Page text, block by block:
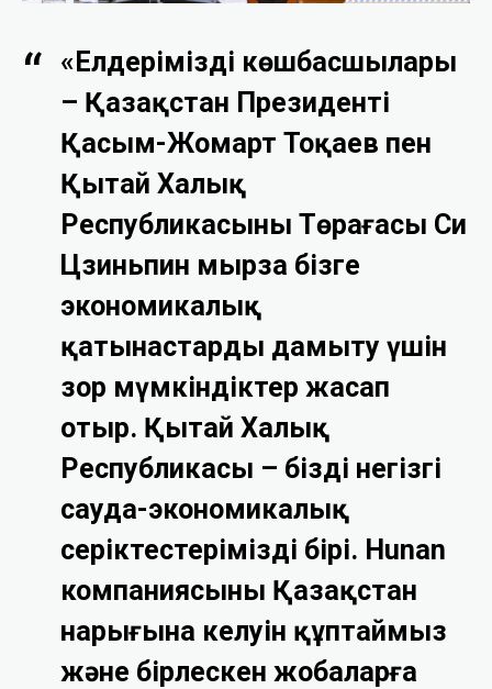
«Елдеріміздің көшбасшылары
– Қазақстан Президенті
Қасым-Жомарт Тоқаев пен
Қытай Халық
Республикасының Төрағасы Си
Цзиньпин мырза бізге
экономикалық
қатынастарды дамыту үшін
зор мүмкіндіктер жасап
отыр. Қытай Халық
Республикасы – біздің негізгі
сауда-экономикалық
серіктестеріміздің бірі. Hunan
компаниясының Қазақстан
нарығына келуін құптаймыз
және бірлескен жобаларға